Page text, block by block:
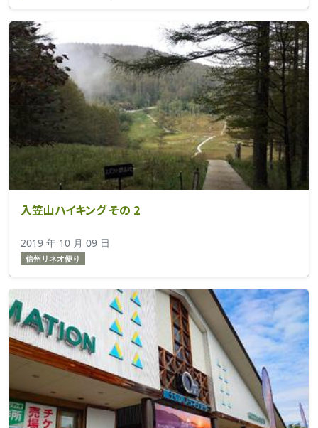
入笠山ハイキング その 2
2019 年 10 月 09 日
信州リネオ便り